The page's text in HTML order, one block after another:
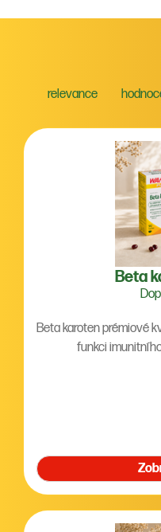
relevance
Beta
Beta karoten prémiové
funkci